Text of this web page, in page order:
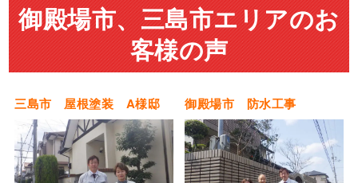
御殿場市、三島市エリアのお
客様の声
三島市 屋根塗装 A様邸 御殿場市 防水工事